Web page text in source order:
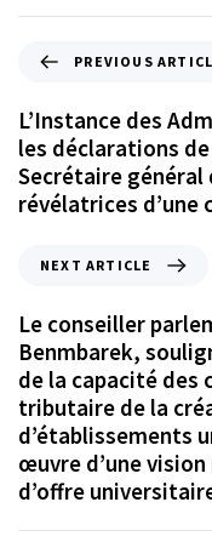
PREVIOUS
L’Instance des
les déclarations de
Secrétaire
révélatrices d’une
NEXT ARTICLE
Le conseiller
Benmbarek,
de la capacité
tributaire de la
d’établissements
œuvre d’une
d’offre